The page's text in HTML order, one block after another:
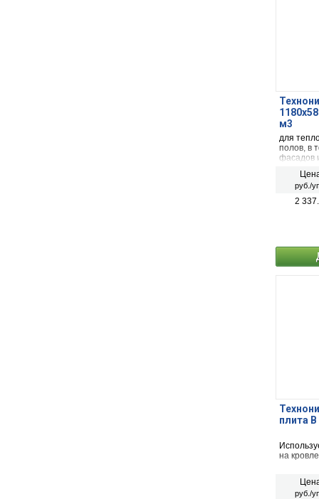
м3
для
полов, в
фасадов
руб./
2
плита
на
руб./